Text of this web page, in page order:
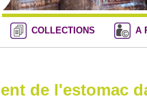
COLLECTIONS A
de l'estomac